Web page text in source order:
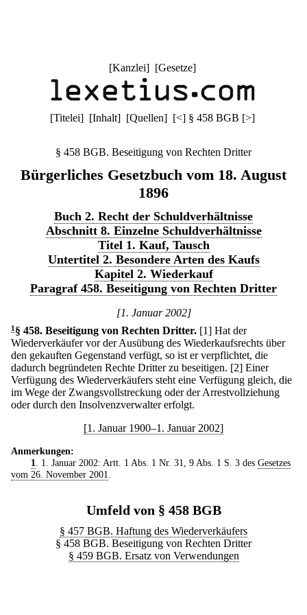
[Kanzlei] [Gesetze]
[Titelei] [Inhalt] [Quellen] [<] § 458 BGB [>]
§ 458 BGB. Beseitigung von Rechten Dritter
Bürgerliches Gesetzbuch vom 18. August
1896
Buch 2. Recht der Schuldverhältnisse
Abschnitt 8. Einzelne Schuldverhältnisse
Titel 1. Kauf, Tausch
Untertitel 2. Besondere Arten des Kaufs
Kapitel 2. Wiederkauf
Paragraf 458. Beseitigung von Rechten Dritter
[1. Januar 2002]
1 § 458. Beseitigung von Rechten Dritter. [1] Hat der
Wiederverkäufer vor der Ausübung des Wiederkaufsrechts über
den gekauften Gegenstand verfügt, so ist er verpflichtet, die
dadurch begründeten Rechte Dritter zu beseitigen. [2] Einer
Verfügung des Wiederverkäufers steht eine Verfügung gleich, die
im Wege der Zwangsvollstreckung oder der Arrestvollziehung
oder durch den Insolvenzverwalter erfolgt.
[1. Januar 1900–1. Januar 2002]
Anmerkungen:
1
. 1. Januar 2002: Artt. 1 Abs. 1 Nr. 31, 9 Abs. 1 S. 3 des Gesetzes
vom 26. November 2001
Umfeld von § 458 BGB
§ 457 BGB. Haftung des Wiederverkäufers
§ 458 BGB. Beseitigung von Rechten Dritter
§ 459 BGB. Ersatz von Verwendungen